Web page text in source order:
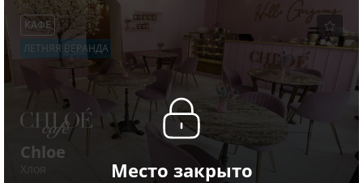
Место закрыто
КАФЕ
ЛЕТНЯЯ ВЕРАНДА
Chloe
Хлоя